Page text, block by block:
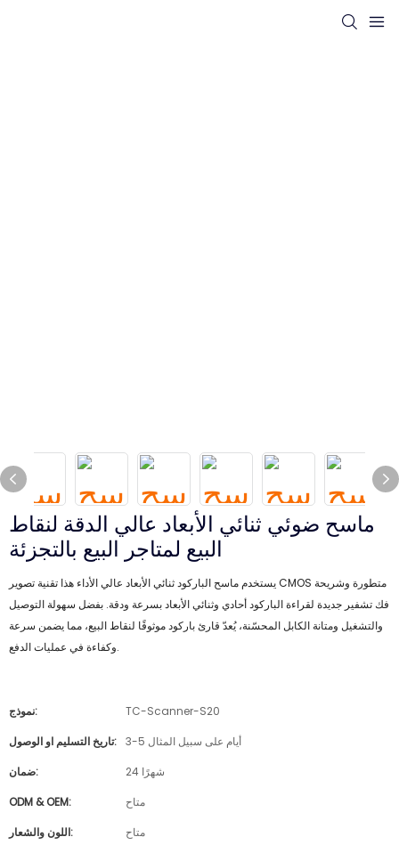
ماسح ضوئي ثنائي الأبعاد عالي الدقة لنقاط
البيع لمتاجر البيع بالتجزئة
يستخدم ماسح الباركود ثنائي الأبعاد عالي الأداء هذا تقنية تصوير CMOS متطورة وشريحة
فك تشفير جديدة لقراءة الباركود أحادي وثنائي الأبعاد بسرعة ودقة. بفضل سهولة التوصيل
والتشغيل ومتانة الكابل المحسّنة، يُعدّ قارئ باركود موثوقًا لنقاط البيع، مما يضمن سرعة
وكفاءة في عمليات الدفع.
نموذج:
TC-Scanner-S20
تاريخ التسليم او الوصول:
3-5 أيام على سبيل المثال
ضمان:
24 شهرًا
ODM & OEM:
متاح
اللون والشعار:
متاح